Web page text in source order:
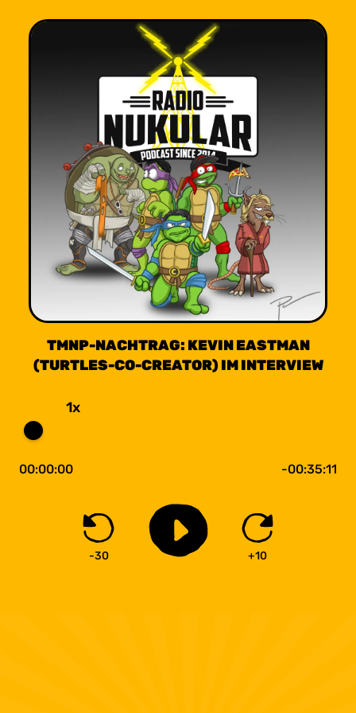
TMNP-NACHTRAG: KEVIN EASTMAN
(TURTLES-CO-CREATOR) IM INTERVIEW
1x
00:00:00 -00:35:11
-30 +10